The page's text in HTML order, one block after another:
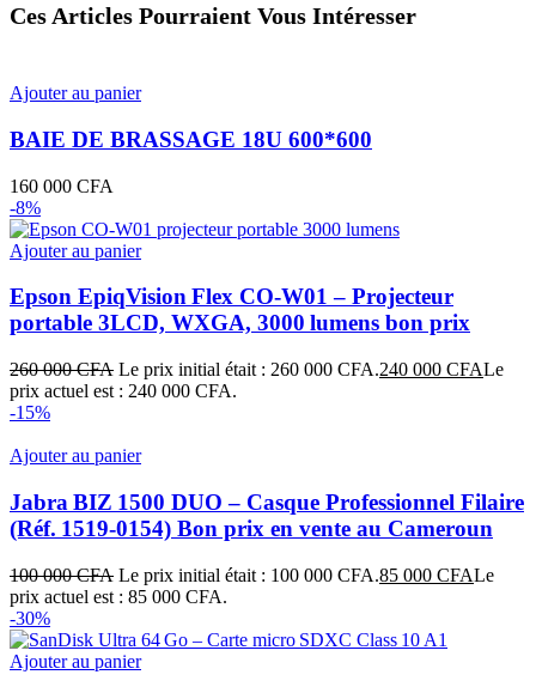
Ces Articles Pourraient Vous Intéresser
Ajouter au panier
BAIE DE BRASSAGE 18U 600*600
160 000 CFA
-8%
Ajouter au panier
Epson EpiqVision Flex CO‑W01 – Projecteur
portable 3LCD, WXGA, 3000 lumens bon prix
260 000CFA Le prix initial était : 260 000 CFA.240 000 CFALe
prix actuel est : 240 000 CFA.
-15%
Ajouter au panier
Jabra BIZ 1500 DUO – Casque Professionnel Filaire
(Réf. 1519‑0154) Bon prix en vente au Cameroun
100 000CFA Le prix initial était : 100 000 CFA.85 000 CFALe
prix actuel est : 85 000 CFA.
-30%
Ajouter au panier